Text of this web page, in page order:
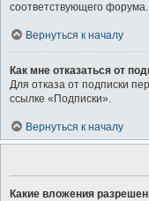
соответствующего форума.
Вернуться к началу
Как мне отказаться от
Для отказа от подписки
ссылке «Подписки».
Вернуться к началу
Какие вложения